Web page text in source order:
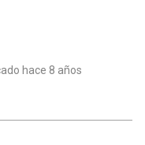
hace 8 años